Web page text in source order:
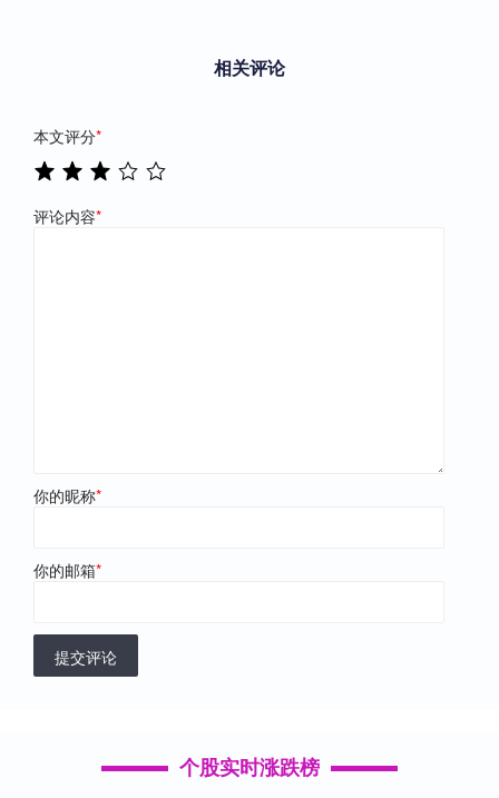
相关评论
本文评分*
评论内容*
你的昵称*
你的邮箱*
提交评论
个股实时涨跌榜